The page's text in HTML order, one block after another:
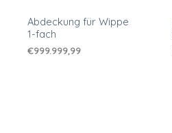
Abdeckung für Wippe
1-fach
€999.999,99